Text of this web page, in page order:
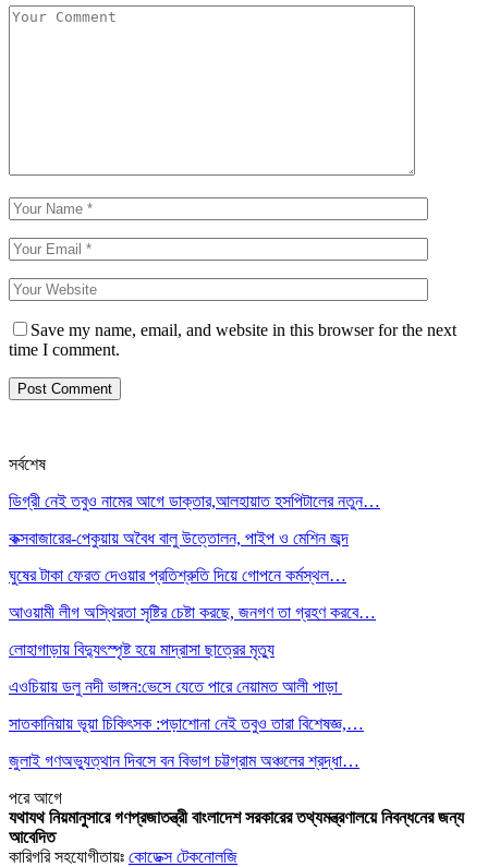
Save my name, email, and website in this browser for the next
time I comment.
সর্বশেষ
ডিগ্রী নেই তবুও নামের আগে ডাক্তার,আলহায়াত হসপিটালের নতুন…
কক্সবাজারের-পেকুয়ায় অবৈধ বালু উত্তোলন, পাইপ ও মেশিন জব্দ
ঘুষের টাকা ফেরত দেওয়ার প্রতিশ্রুতি দিয়ে গোপনে কর্মস্থল…
আওয়ামী লীগ অস্থিরতা সৃষ্টির চেষ্টা করছে, জনগণ তা গ্রহণ করবে…
লোহাগাড়ায় বিদ্যুৎস্পৃষ্ট হয়ে মাদ্রাসা ছাত্রের মৃত্যু
এওচিয়ায় ডলু নদী ভাঙ্গন:ভেসে যেতে পারে নেয়ামত আলী পাড়া
সাতকানিয়ায় ভূয়া চিকিৎসক :পড়াশোনা নেই তবুও তারা বিশেষজ্ঞ,…
জুলাই গণঅভ্যুত্থান দিবসে বন বিভাগ চট্টগ্রাম অঞ্চলের শ্রদ্ধা…
পরেআগে
যথাযথ নিয়মানুসারে গণপ্রজাতন্ত্রী বাংলাদেশ সরকারের তথ্যমন্ত্রণালয়ে নিবন্ধনের জন্য
আবেদিত
কারিগরি সহযোগীতায়ঃ কোডেক্স টেকনোলজি